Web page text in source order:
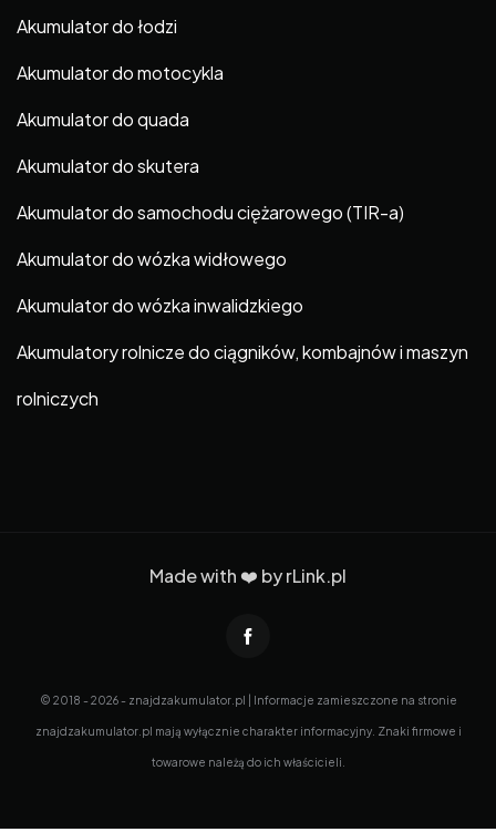
Akumulator do łodzi
Akumulator do motocykla
Akumulator do quada
Akumulator do skutera
Akumulator do samochodu ciężarowego (TIR-a)
Akumulator do wózka widłowego
Akumulator do wózka inwalidzkiego
Akumulatory rolnicze do ciągników, kombajnów i maszyn
rolniczych
Made with ❤️ byrLink.pl
© 2018 - 2026 - znajdzakumulator.pl | Informacje zamieszczone na stronie
znajdzakumulator.pl mają wyłącznie charakter informacyjny. Znaki firmowe i
towarowe należą do ich właścicieli.